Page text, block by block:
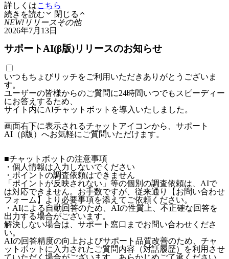
詳しくはこちら
続きを読む
閉じる
NEW! リリースその他
2026年7月13日
サポートAI(β版)リリースのお知らせ
いつもちょびリッチをご利用いただきありがとうございま
す。
ユーザーの皆様からのご質問に24時間いつでもスピーディー
にお答えするため、
サイト内にAIチャットボットを導入いたしました。
画面右下に表示されるチャットアイコンから、サポート
AI（β版）へお気軽にご質問いただけます。
■チャットボットの注意事項
・個人情報は入力しないでください
・ポイントの調査依頼はできません
「ポイントが反映されない」等の個別の調査依頼は、AIで
は対応できません。お手数ですが、従来通り【お問い合わせ
フォーム】より必要事項を添えてご依頼ください。
・AIによる自動回答のため、AIの性質上、不正確な回答を
出力する場合がございます。
解決しない場合は、サポート窓口までお問い合わせくださ
い。
AIの回答精度の向上およびサポート品質改善のため、チャ
ットボットに入力されたご質問内容（対話履歴）を利用させ